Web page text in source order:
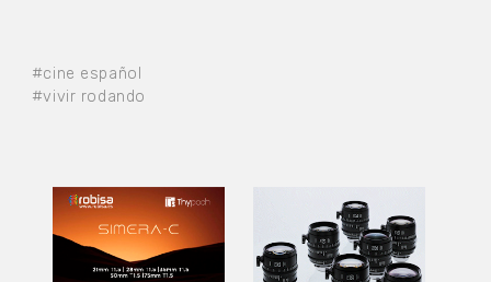
#cine español
#vivir rodando